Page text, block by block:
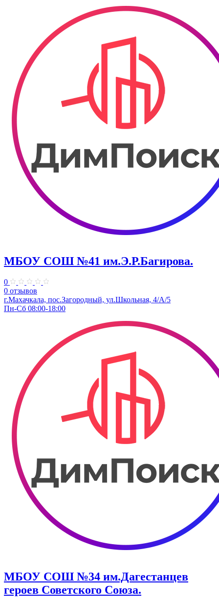
МБОУ СОШ №41 им.Э.Р.Багирова.
0
0 отзывов
г.Махачкала, пос.Загородный, ул.Школьная, 4/А/5
Пн-Сб 08:00-18:00
МБОУ СОШ №34 им.Дагестанцев
героев Советского Союза.